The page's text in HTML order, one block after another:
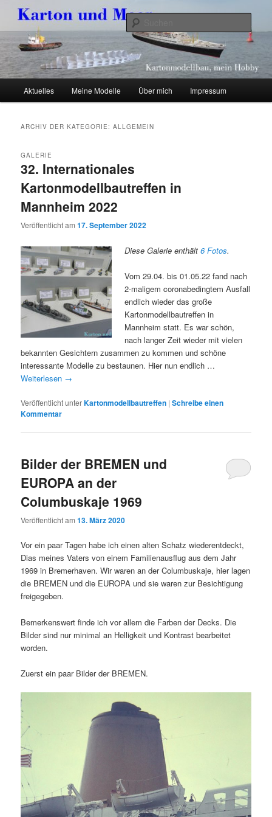
primären
Inhalt
springen
sekundären
Inhalt
springenKarton und Meer
Kartonmodellbau, mein Hobby
Aktuelles Meine Modelle Über mich Impressum
ARCHIV DER KATEGORIE:ALLGEMEIN
32. Internationales
Kartonmodellbautreffen in
Mannheim 2022
GALERIE
Veröffentlicht am17. September 2022
Diese Galerie enthält6 Fotos.
Vom 29.04. bis 01.05.22 fand nach
2-maligem coronabedingtem Ausfall
endlich wieder das große
Kartonmodellbautreffen in
Mannheim statt. Es war schön,
nach langer Zeit wieder mit vielen
bekannten Gesichtern zusammen zu kommen und schöne
interessante Modelle zu bestaunen. Hier nun endlich …
Weiterlesen →
Veröffentlicht unterKartonmodellbautreffen |Schreibe einen
Kommentar
Bilder der BREMEN und
EUROPA an der
Columbuskaje 1969
Veröffentlicht am13. März 2020
Vor ein paar Tagen habe ich einen alten Schatz wiederentdeckt,
Dias meines Vaters von einem Familienausflug aus dem Jahr
1969 in Bremerhaven. Wir waren an der Columbuskaje, hier lagen
die BREMEN und die EUROPA und sie waren zur Besichtigung
freigegeben.
Bemerkenswert finde ich vor allem die Farben der Decks. Die
Bilder sind nur minimal an Helligkeit und Kontrast bearbeitet
worden.
Zuerst ein paar Bilder der BREMEN.